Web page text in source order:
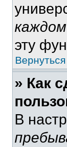
эту
» Как
В